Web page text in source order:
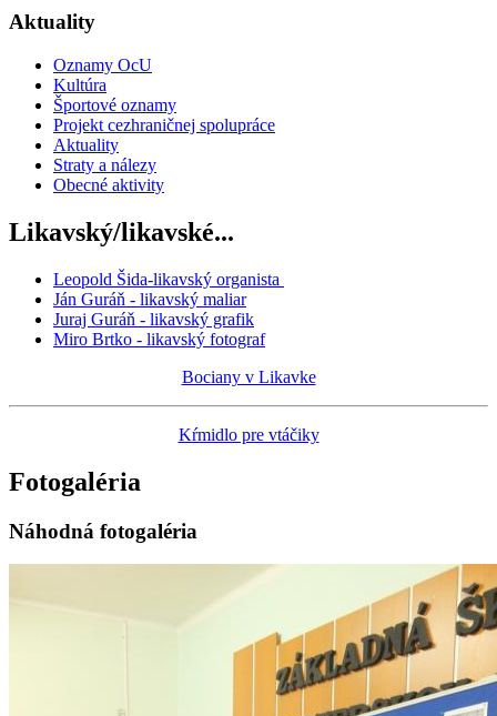
Aktuality
Oznamy OcU
Kultúra
Športové oznamy
Projekt cezhraničnej spolupráce
Aktuality
Straty a nálezy
Obecné aktivity
Likavský/likavské...
Leopold Šida-likavský organista
Ján Guráň - likavský maliar
Juraj Guráň - likavský grafik
Miro Brtko - likavský fotograf
Bociany v Likavke
Kŕmidlo pre vtáčiky
Fotogaléria
Náhodná fotogaléria